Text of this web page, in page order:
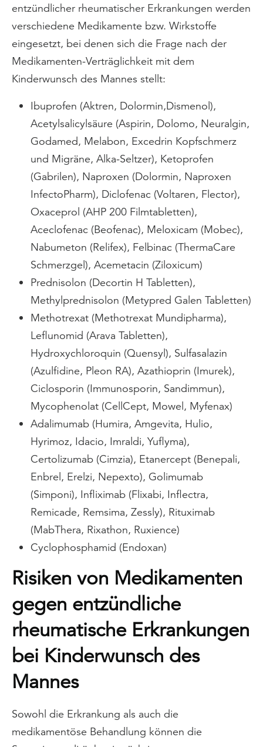
entzündlicher rheumatischer Erkrankungen werden
verschiedene Medikamente bzw. Wirkstoffe
eingesetzt, bei denen sich die Frage nach der
Medikamenten-Verträglichkeit mit dem
Kinderwunsch des Mannes stellt:
Ibuprofen (Aktren, Dolormin,Dismenol),
Acetylsalicylsäure (Aspirin, Dolomo, Neuralgin,
Godamed, Melabon, Excedrin Kopfschmerz
und Migräne, Alka-Seltzer), Ketoprofen
(Gabrilen), Naproxen (Dolormin, Naproxen
InfectoPharm), Diclofenac (Voltaren, Flector),
Oxaceprol (AHP 200 Filmtabletten),
Aceclofenac (Beofenac), Meloxicam (Mobec),
Nabumeton (Relifex), Felbinac (ThermaCare
Schmerzgel), Acemetacin (Ziloxicum)
Prednisolon (Decortin H Tabletten),
Methylprednisolon (Metypred Galen Tabletten)
Methotrexat (Methotrexat Mundipharma),
Leflunomid (Arava Tabletten),
Hydroxychloroquin (Quensyl), Sulfasalazin
(Azulfidine, Pleon RA), Azathioprin (Imurek),
Ciclosporin (Immunosporin, Sandimmun),
Mycophenolat (CellCept, Mowel, Myfenax)
Adalimumab (Humira, Amgevita, Hulio,
Hyrimoz, Idacio, Imraldi, Yuflyma),
Certolizumab (Cimzia), Etanercept (Benepali,
Enbrel, Erelzi, Nepexto), Golimumab
(Simponi), Infliximab (Flixabi, Inflectra,
Remicade, Remsima, Zessly), Rituximab
(MabThera, Rixathon, Ruxience)
Cyclophosphamid (Endoxan)
Risiken von Medikamenten
gegen entzündliche
rheumatische Erkrankungen
bei Kinderwunsch des
Mannes
Sowohl die Erkrankung als auch die
medikamentöse Behandlung können die